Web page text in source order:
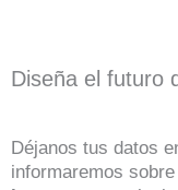
Diseña el futuro
Déjanos tus datos
informaremos